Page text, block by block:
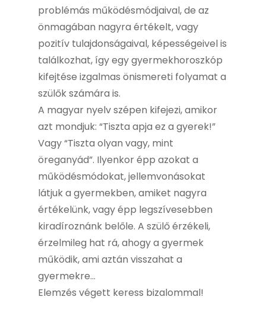
problémás működésmódjaival, de az
önmagában nagyra értékelt, vagy
pozitív tulajdonságaival, képességeivel is
találkozhat, így egy gyermekhoroszkóp
kifejtése izgalmas önismereti folyamat a
szülők számára is.
A magyar nyelv szépen kifejezi, amikor
azt mondjuk: “Tiszta apja ez a gyerek!”
Vagy “Tiszta olyan vagy, mint
öreganyád”. Ilyenkor épp azokat a
működésmódokat, jellemvonásokat
látjuk a gyermekben, amiket nagyra
értékelünk, vagy épp legszívesebben
kiradíroznánk belőle. A szülő érzékeli,
érzelmileg hat rá, ahogy a gyermek
működik, ami aztán visszahat a
gyermekre…
Elemzés végett keress bizalommal!